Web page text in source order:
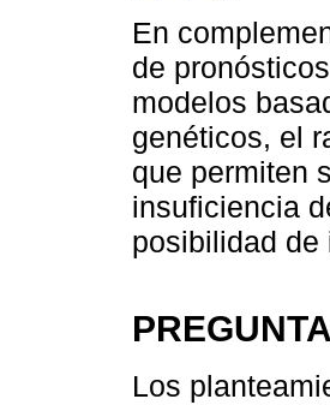
En
de
modelos
genéticos, el
que permiten
insuficiencia
posibilidad de
Los